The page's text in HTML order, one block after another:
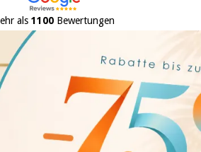
als1100 Bewertungen